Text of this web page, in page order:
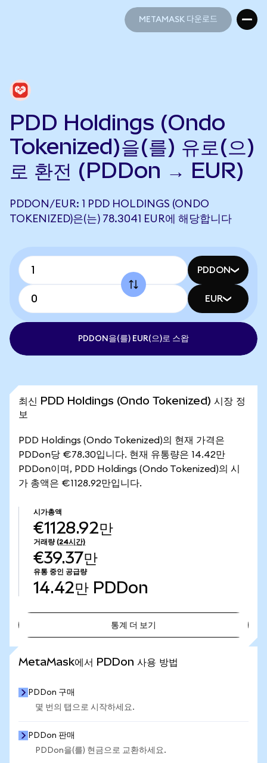
METAMASK 다운로드
PDD Holdings (Ondo
Tokenized)을(를) 유로(으)
로 환전 (PDDon → EUR)
PDDON/EUR: 1 PDD HOLDINGS (ONDO
TOKENIZED)은(는) 78.3041 EUR에 해당합니다
PDDON
EUR
PDDON을(를) EUR(으)로 스왑
최신 PDD Holdings (Ondo Tokenized) 시장 정
보
PDD Holdings (Ondo Tokenized)의 현재 가격은
PDDon당 €78.30입니다. 현재 유통량은 14.42만
PDDon이며, PDD Holdings (Ondo Tokenized)의 시
가 총액은 €1128.92만입니다.
시가총액
€1128.92만
거래량 (24시간)
€39.37만
유통 중인 공급량
14.42만 PDDon
통계 더 보기
MetaMask에서 PDDon 사용 방법
PDDon 구매
몇 번의 탭으로 시작하세요.
PDDon 판매
PDDon을(를) 현금으로 교환하세요.